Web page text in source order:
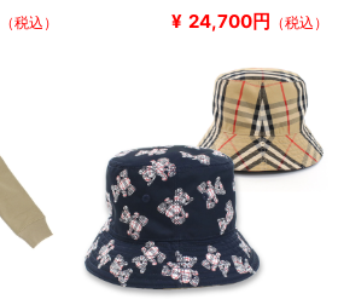
（税込） ¥ 24,700円 （税込）